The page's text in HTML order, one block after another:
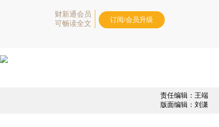
财新通会员
可畅读全文
订阅/会员升级
责任编辑：王端
版面编辑：刘潇